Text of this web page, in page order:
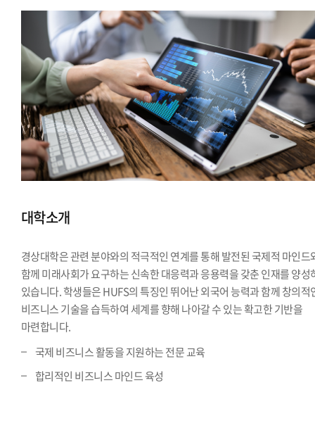
대학소개
경상대학은 관련 분야와의 적극적인 연계를 통해 발전된 국제적 마인드
함께 미래사회가 요구하는 신속한 대응력과 응용력을 갖춘 인재를 양성
있습니다. 학생들은 HUFS의 특징인 뛰어난 외국어 능력과 함께 창의적
비즈니스 기술을 습득하여 세계를 향해 나아갈 수 있는 확고한 기반을
마련합니다.
국제 비즈니스 활동을 지원하는 전문 교육
합리적인 비즈니스 마인드 육성